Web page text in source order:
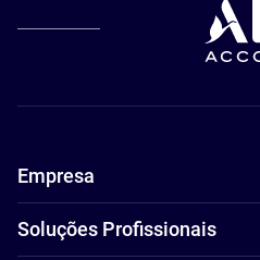
Empresa
Soluções Profissionais